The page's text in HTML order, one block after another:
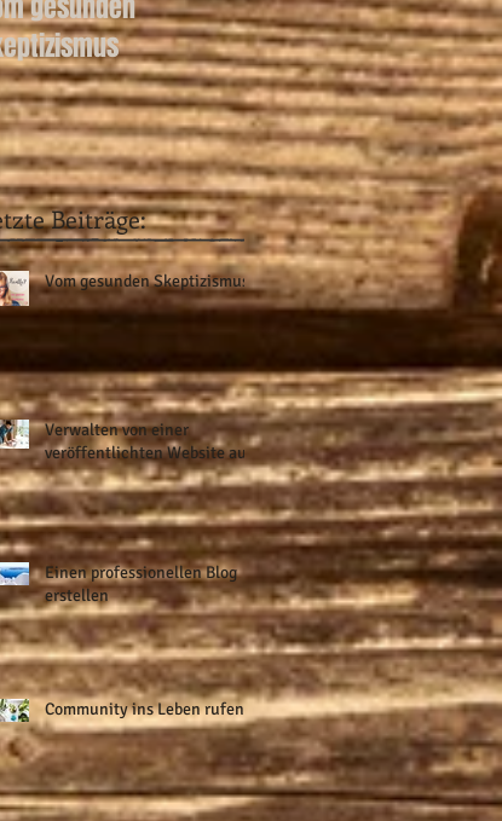
Beiträge:
Vom gesunden Skeptizismus
Verwalten von einer
veröffentlichten Website aus
Einen professionellen Blog
erstellen
Community ins Leben rufen